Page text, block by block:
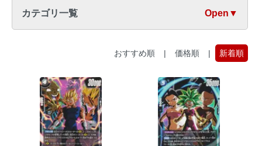
カテゴリ一覧 Open▼
おすすめ順 | 価格順 | 新着順